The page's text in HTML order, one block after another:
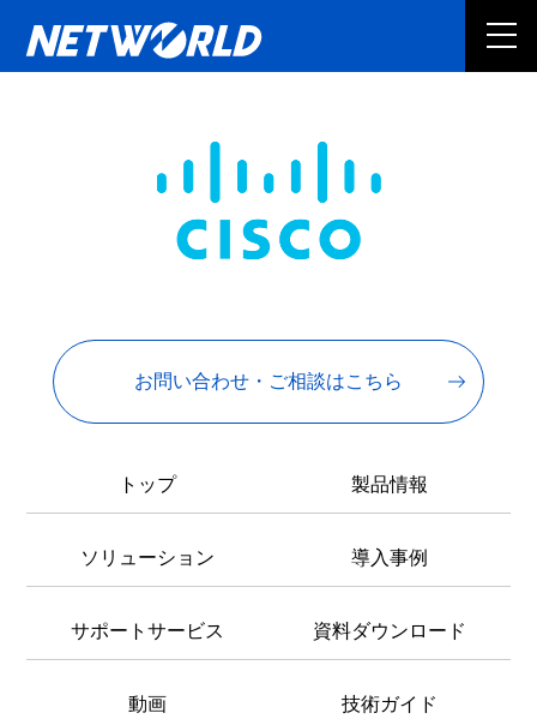
お問い合わせ・ご相談はこちら
トップ 製品情報
ソリューション 導入事例
サポートサービス 資料ダウンロード
動画 技術ガイド